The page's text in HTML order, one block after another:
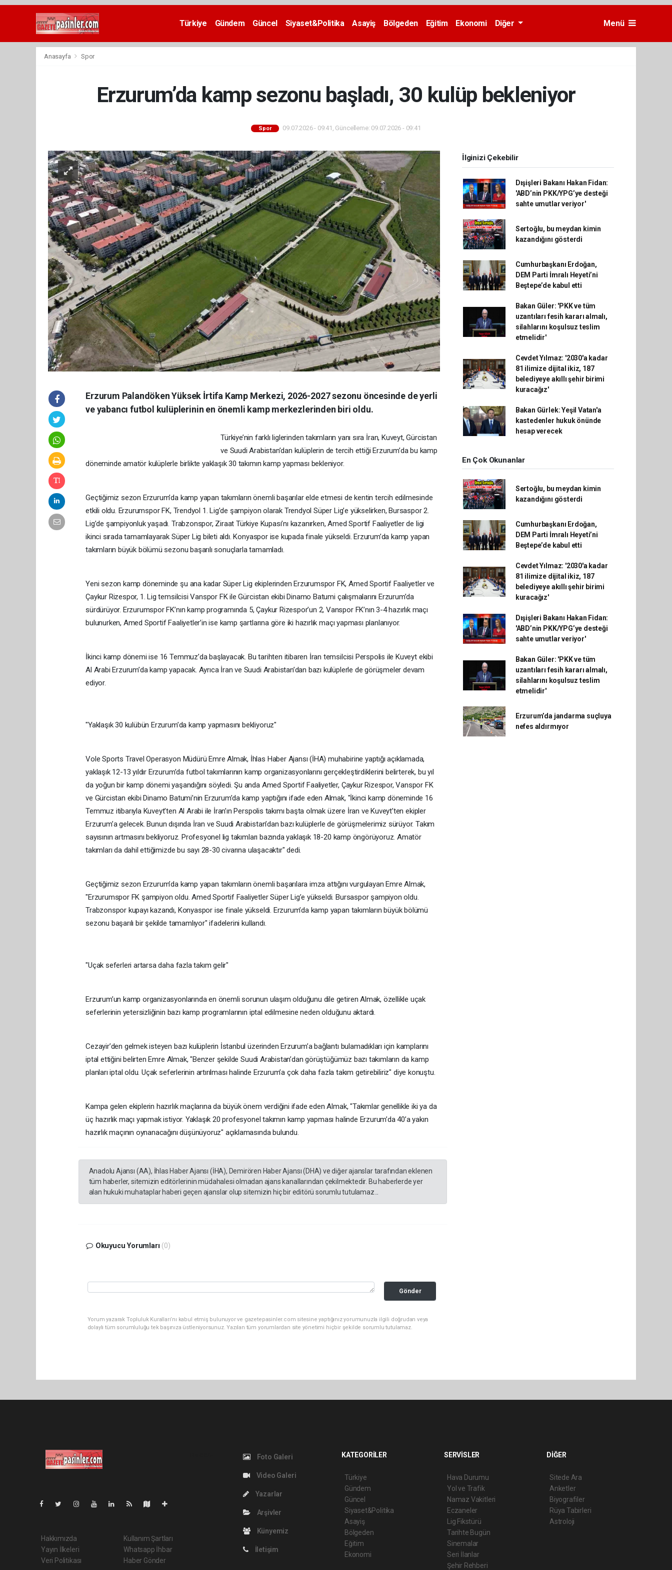
Deneme
Türkiye Gündem Güncel Siyaset&Politika Asayiş Bölgeden Eğitim Ekonomi Diğer Menü
Anasayfa Spor
Erzurum’da kamp sezonu başladı, 30 kulüp bekleniyor
Spor 09.07.2026 - 09:41, Güncelleme: 09.07.2026 - 09:41
Erzurum Palandöken Yüksek İrtifa Kamp Merkezi, 2026-2027 sezonu öncesinde de yerli
ve yabancı futbol kulüplerinin en önemli kamp merkezlerinden biri oldu.
Türkiye’nin farklı liglerinden takımların yanı sıra İran, Kuveyt, Gürcistan
ve Suudi Arabistan’dan kulüplerin de tercih ettiği Erzurum’da bu kamp
döneminde amatör kulüplerle birlikte yaklaşık 30 takımın kamp yapması bekleniyor.
Geçtiğimiz sezon Erzurum’da kamp yapan takımların önemli başarılar elde etmesi de kentin tercih edilmesinde
etkili oldu. Erzurumspor FK, Trendyol 1. Lig’de şampiyon olarak Trendyol Süper Lig’e yükselirken, Bursaspor 2.
Lig’de şampiyonluk yaşadı. Trabzonspor, Ziraat Türkiye Kupası’nı kazanırken, Amed Sportif Faaliyetler de ligi
ikinci sırada tamamlayarak Süper Lig bileti aldı. Konyaspor ise kupada finale yükseldi. Erzurum’da kamp yapan
takımların büyük bölümü sezonu başarılı sonuçlarla tamamladı.
Yeni sezon kamp döneminde şu ana kadar Süper Lig ekiplerinden Erzurumspor FK, Amed Sportif Faaliyetler ve
Çaykur Rizespor, 1. Lig temsilcisi Vanspor FK ile Gürcistan ekibi Dinamo Batumi çalışmalarını Erzurum’da
sürdürüyor. Erzurumspor FK’nın kamp programında 5, Çaykur Rizespor’un 2, Vanspor FK’nın 3-4 hazırlık maçı
bulunurken, Amed Sportif Faaliyetler’in ise kamp şartlarına göre iki hazırlık maçı yapması planlanıyor.
İkinci kamp dönemi ise 16 Temmuz’da başlayacak. Bu tarihten itibaren İran temsilcisi Perspolis ile Kuveyt ekibi
Al Arabi Erzurum’da kamp yapacak. Ayrıca İran ve Suudi Arabistan’dan bazı kulüplerle de görüşmeler devam
ediyor.
"Yaklaşık 30 kulübün Erzurum’da kamp yapmasını bekliyoruz"
Vole Sports Travel Operasyon Müdürü Emre Almak, İhlas Haber Ajansı (İHA) muhabirine yaptığı açıklamada,
yaklaşık 12-13 yıldır Erzurum’da futbol takımlarının kamp organizasyonlarını gerçekleştirdiklerini belirterek, bu yıl
da yoğun bir kamp dönemi yaşandığını söyledi. Şu anda Amed Sportif Faaliyetler, Çaykur Rizespor, Vanspor FK
ve Gürcistan ekibi Dinamo Batumi’nin Erzurum’da kamp yaptığını ifade eden Almak, "İkinci kamp döneminde 16
Temmuz itibarıyla Kuveyt’ten Al Arabi ile İran’ın Perspolis takımı başta olmak üzere İran ve Kuveyt’ten ekipler
Erzurum’a gelecek. Bunun dışında İran ve Suudi Arabistan’dan bazı kulüplerle de görüşmelerimiz sürüyor. Takım
sayısının artmasını bekliyoruz. Profesyonel lig takımları bazında yaklaşık 18-20 kamp öngörüyoruz. Amatör
takımları da dahil ettiğimizde bu sayı 28-30 civarına ulaşacaktır" dedi.
Geçtiğimiz sezon Erzurum’da kamp yapan takımların önemli başarılara imza attığını vurgulayan Emre Almak,
"Erzurumspor FK şampiyon oldu. Amed Sportif Faaliyetler Süper Lig’e yükseldi. Bursaspor şampiyon oldu.
Trabzonspor kupayı kazandı, Konyaspor ise finale yükseldi. Erzurum’da kamp yapan takımların büyük bölümü
sezonu başarılı bir şekilde tamamlıyor" ifadelerini kullandı.
"Uçak seferleri artarsa daha fazla takım gelir"
Erzurum’un kamp organizasyonlarında en önemli sorunun ulaşım olduğunu dile getiren Almak, özellikle uçak
seferlerinin yetersizliğinin bazı kamp programlarının iptal edilmesine neden olduğunu aktardı.
Cezayir’den gelmek isteyen bazı kulüplerin İstanbul üzerinden Erzurum’a bağlantı bulamadıkları için kamplarını
iptal ettiğini belirten Emre Almak, "Benzer şekilde Suudi Arabistan’dan görüştüğümüz bazı takımların da kamp
planları iptal oldu. Uçak seferlerinin artırılması halinde Erzurum’a çok daha fazla takım getirebiliriz" diye konuştu.
Kampa gelen ekiplerin hazırlık maçlarına da büyük önem verdiğini ifade eden Almak, "Takımlar genellikle iki ya da
üç hazırlık maçı yapmak istiyor. Yaklaşık 20 profesyonel takımın kamp yapması halinde Erzurum’da 40’a yakın
hazırlık maçının oynanacağını düşünüyoruz" açıklamasında bulundu.
Anadolu Ajansı (AA), İhlas Haber Ajansı (İHA), Demirören Haber Ajansı (DHA) ve diğer ajanslar tarafından eklenen
tüm haberler, sitemizin editörlerinin müdahalesi olmadan ajans kanallarından çekilmektedir. Bu haberlerde yer
alan hukuki muhataplar haberi geçen ajanslar olup sitemizin hiç bir editörü sorumlu tutulamaz...
Okuyucu Yorumları (0)
Gönder
Yorum yazarak Topluluk Kuralları’nı kabul etmiş bulunuyor ve gazetepasinler.com sitesine yaptığınız yorumunuzla ilgili doğrudan veya
dolaylı tüm sorumluluğu tek başınıza üstleniyorsunuz. Yazılan tüm yorumlardan site yönetimi hiçbir şekilde sorumlu tutulamaz.
İlginizi Çekebilir
Dışişleri Bakanı Hakan Fidan:
'ABD’nin PKK/YPG’ye desteği
sahte umutlar veriyor'
Sertoğlu, bu meydan kimin
kazandığını gösterdi
Cumhurbaşkanı Erdoğan,
DEM Parti İmralı Heyeti’ni
Beştepe’de kabul etti
Bakan Güler: 'PKK ve tüm
uzantıları fesih kararı almalı,
silahlarını koşulsuz teslim
etmelidir'
Cevdet Yılmaz: '2030'a kadar
81 ilimize dijital ikiz, 187
belediyeye akıllı şehir birimi
kuracağız'
Bakan Gürlek: Yeşil Vatan'a
kastedenler hukuk önünde
hesap verecek
En Çok Okunanlar
Sertoğlu, bu meydan kimin
kazandığını gösterdi
Cumhurbaşkanı Erdoğan,
DEM Parti İmralı Heyeti’ni
Beştepe’de kabul etti
Cevdet Yılmaz: '2030'a kadar
81 ilimize dijital ikiz, 187
belediyeye akıllı şehir birimi
kuracağız'
Dışişleri Bakanı Hakan Fidan:
'ABD’nin PKK/YPG’ye desteği
sahte umutlar veriyor'
Bakan Güler: 'PKK ve tüm
uzantıları fesih kararı almalı,
silahlarını koşulsuz teslim
etmelidir'
Erzurum’da jandarma suçluya
nefes aldırmıyor
Hakkımızda
Yayın İlkeleri
Veri Politikası
Kullanım Şartları
Whatsapp İhbar
Haber Gönder
Foto Galeri
Video Galeri
Yazarlar
Arşivler
Künyemiz
İletişim
KATEGORİLER
Türkiye
Gündem
Güncel
Siyaset&Politika
Asayiş
Bölgeden
Eğitim
Ekonomi
SERVİSLER
Hava Durumu
Yol ve Trafik
Namaz Vakitleri
Eczaneler
Lig Fikstürü
Tarihte Bugün
Sinemalar
Seri İlanlar
Şehir Rehberi
DİĞER
Sitede Ara
Anketler
Biyografiler
Rüya Tabirleri
Astroloji